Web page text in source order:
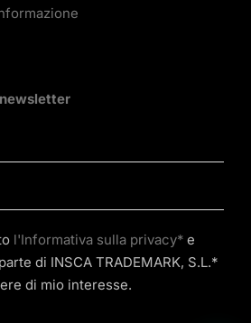
l'Informativa sulla privacy* e
di INSCA TRADEMARK, S.L.*
di mio interesse.